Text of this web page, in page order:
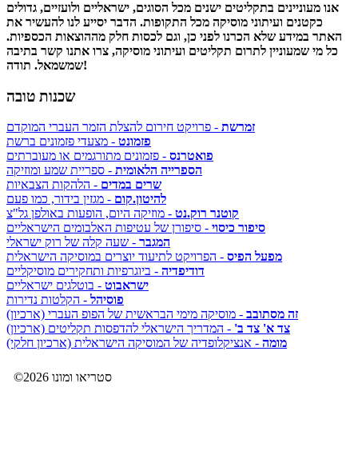
אנו מעוניינים בתקליטים ישנים מכל הסוגים, ישראליים ולועזיים, גדולים
כקטנים ועיתוני מוסיקה מכל התקופות. הדבר יסייע לנו להעשיר את
האתר במידע שלא הכרנו לפני כן, וגם לכסות חלק מההוצאות הכספיות.
כל מי שמעוניין לתרום תקליטים ועיתוני מוסיקה, צרו אתנו קשר בתיבה
שמשמאל. תודה!
שכנות טובה
זמרשת - פרויקט חירום להצלת הזמר העברי המוקדם
פזמונט - מצעדי פזמונים ברשת
פואטרנס - פזמונים מתורגמים או מעוברתים
הספרייה הלאומית - ספריית שמע ומוזיקה
שרים במדים - הלהקות הצבאיות
להיטון.קום - מגזין בידור, כמו פעם
קוטנר רוק.נט - מוזיקה היום, הופעות באולפן גל"צ
סיפור כיסוי - סיפורן של עטיפות האלבומים הישראליים
המגבר - שעה קלה של רוק ישראלי
מפעל הפיס - הפרויקט לתיעוד יוצרים במוסיקה הישראלית
דודיפדיה - ביוגרפיות ותחקירים מוסיקליים
ישראבוט - בוטלגים ישראליים
פוסיהל - הקלטות נדירות
זה מסתובב - מוסיקה מימי הבראשית של הפופ העברי (ארכיון)
צד א' צד ב' - המדריך הישראלי להדפסות תקליטים (ארכיון)
מומה - אנציקלופדיה של המוסיקה הישראלית (ארכיון חלקי)
©2026 סטריאו ומונו